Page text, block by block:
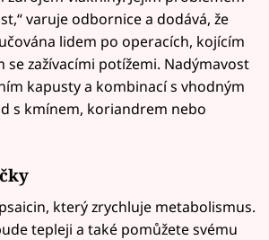
varuje odbornice a dodává, že
lidem po operacích, kojícím
se zažívacími potížemi. Nadýmavost
kapusty a kombinací s vhodným
s kmínem, koriandrem nebo
který zrychluje metabolismus.
tepleji a také pomůžete svému